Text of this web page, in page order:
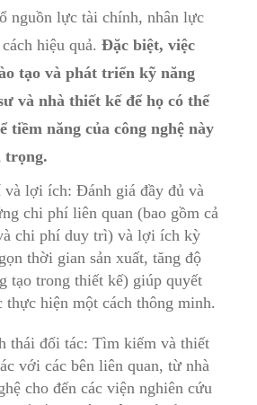
nguồn lực tài chính, nhân lực
hiệu quả. Đặc biệt, việc
tạo và phát triển kỹ năng
và nhà thiết kế để họ có thể
tiềm năng của công nghệ này
trọng.
và lợi ích: Đánh giá đầy đủ và
chi phí liên quan (bao gồm cả
chi phí duy trì) và lợi ích kỳ
thời gian sản xuất, tăng độ
tạo trong thiết kế) giúp quyết
hiện một cách thông minh.
thái đối tác: Tìm kiếm và thiết
với các bên liên quan, từ nhà
cho đến các viện nghiên cứu